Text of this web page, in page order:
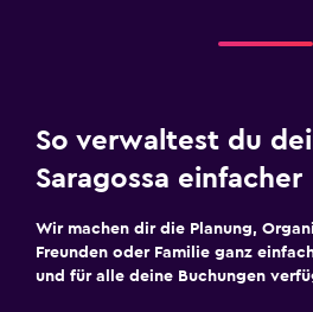
So verwaltest du
Saragossa einfacher
Wir machen dir die Planung,
Freunden oder Familie ganz
und für alle deine Buchungen